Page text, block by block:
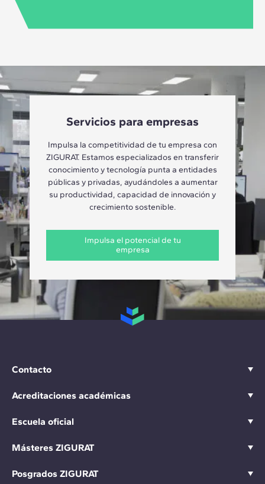
Servicios para empresas
Impulsa la competitividad de tu empresa con
ZIGURAT. Estamos especializados en transferir
conocimiento y tecnología punta a entidades
públicas y privadas, ayudándoles a aumentar
su productividad, capacidad de innovación y
crecimiento sostenible.
Impulsa el potencial de tu
empresa
Contacto
Acreditaciones académicas
Escuela oficial
Másteres ZIGURAT
Posgrados ZIGURAT